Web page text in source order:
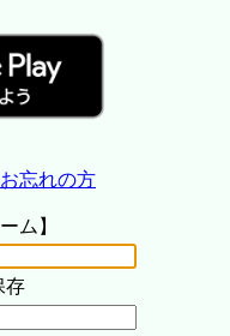
忘れの方
ム】
存